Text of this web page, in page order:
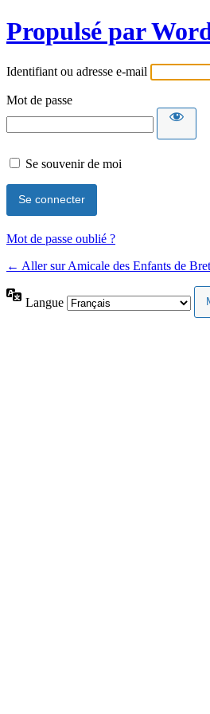
Propulsé par
Identifiant ou adresse e-mail
Mot de passe
Se souvenir de moi
Mot de passe oublié ?
← Aller sur Amicale des Enfants de
Langue